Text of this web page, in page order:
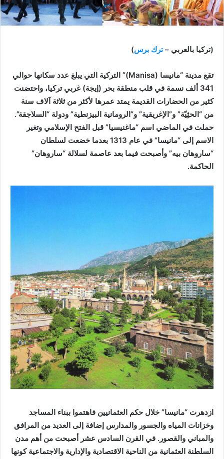
(تركيا بالعربي –ترك برس)
تقع مدينة “مانيسا (Manisa)” التركية التي يبلغ عدد سكانها حوالي
341 ألف نسمة في قلب منطقة بحر (إيجة) غربي تركيا، واحتضنت
كثير من الحضارات القديمة يمتد عمرها لأكثر من ثلاثة آلاف سنة
من “الحثِيّة” و”الإغريقية” و”الرومانية البيزنطية” ودولة “السلاجقة”.
حملت في الماضي اسم “ماغنيسيا” قبل الفتح الإسلامي وتغير
الاسم إلى “مانيسا” في عام 1313 بعدما خضعت لسلطان
“ساروهان بيه” وأصبحت فيما بعد عاصمة لسلالة “ساروهان”
الحاكمة.
ازدهرت “مانيسا” خلال حكم العثمانيين فاهتموا ببناء المساجد
وخزانات المياه والجسور والمدارس إضافة إلى العديد من المرافق
والمباني والقصور. في القرن السادس عشر أصبحت من أهم مدن
السلطنة العثمانية من الناحية الاقتصادية والإدارية والاجتماعية كونها